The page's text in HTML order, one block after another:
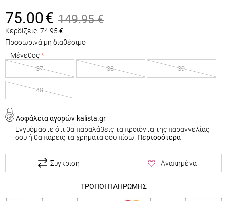
75.00€ 149.95 €
Κερδίζεις: 74.95 €
Προσωρινά μη διαθέσιμο
Μέγεθος
37 38 39
40
Ασφάλεια αγορών kalista.gr
Εγγυόμαστε ότι θα παραλάβεις τα προϊόντα της παραγγελίας
σου ή θα πάρεις τα χρήματα σου πίσω. Περισσότερα
Σύγκριση Αγαπημένα
ΤΡΟΠΟΙ ΠΛΗΡΩΜΗΣ